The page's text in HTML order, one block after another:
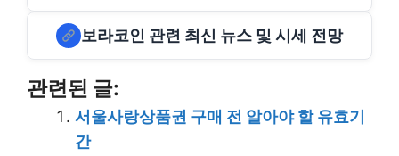
보라코인 관련 최신 뉴스 및 시세 전망
관련된 글:
서울사랑상품권 구매 전 알아야 할 유효기
간